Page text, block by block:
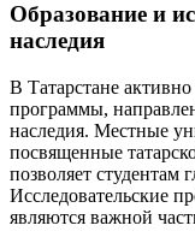
Образование и
наследия
В Татарстане
программы,
наследия. Местные
посвященные
позволяет студентам
Исследовательские
являются важной